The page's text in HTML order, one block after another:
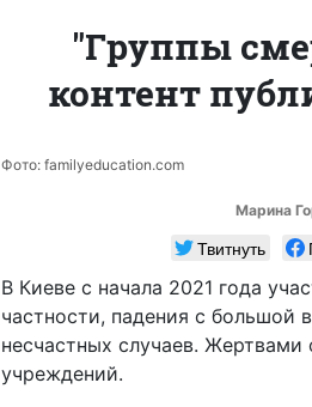
"Группы
контент
Фото: familyeducation.com
Марина
Твитнуть
В Киеве с начала 2021 года
частности, падения с большой
несчастных случаев. Жертвами
учреждений.